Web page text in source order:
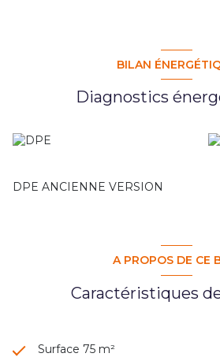
BILAN
Diagnostics
DPE ANCIENNE VERSION
A PROPOS DE CE
Caractéristiques
Surface 75 m²